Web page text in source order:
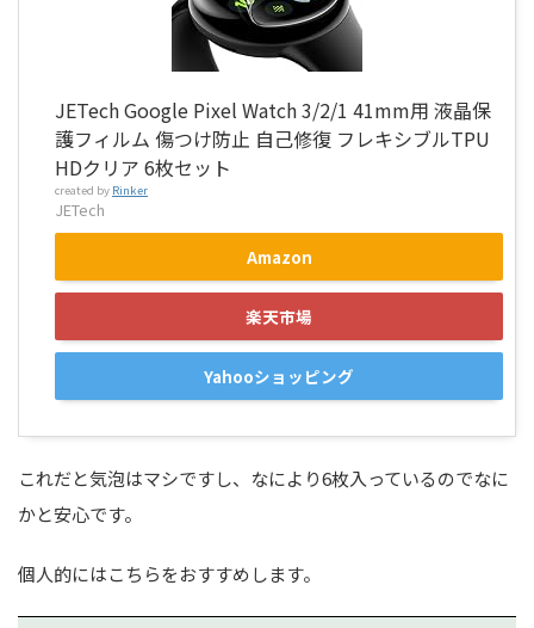
JETech Google Pixel Watch 3/2/1 41mm用 液晶保
護フィルム 傷つけ防止 自己修復 フレキシブルTPU
HDクリア 6枚セット
created by Rinker
JETech
Amazon
楽天市場
Yahooショッピング
これだと気泡はマシですし、なにより6枚入っているのでなに
かと安心です。
個人的にはこちらをおすすめします。